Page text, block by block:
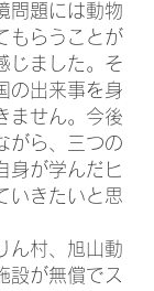
問題には動物
もらうことが
じました。そ
の出来事を身
ません。今後
がら、三つの
身が学んだヒ
いきたいと思
ん村、旭山動
設が無償でス